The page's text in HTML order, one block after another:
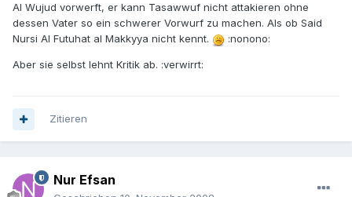
Al Wujud vorwerft, er kann Tasawwuf nicht attakieren ohne
dessen Vater so ein schwerer Vorwurf zu machen. Als ob Said
Nursi Al Futuhat al Makkyya nicht kennt.
:nonono:
Aber sie selbst lehnt Kritik ab. :verwirrt:
Zitieren
Nur Efsan